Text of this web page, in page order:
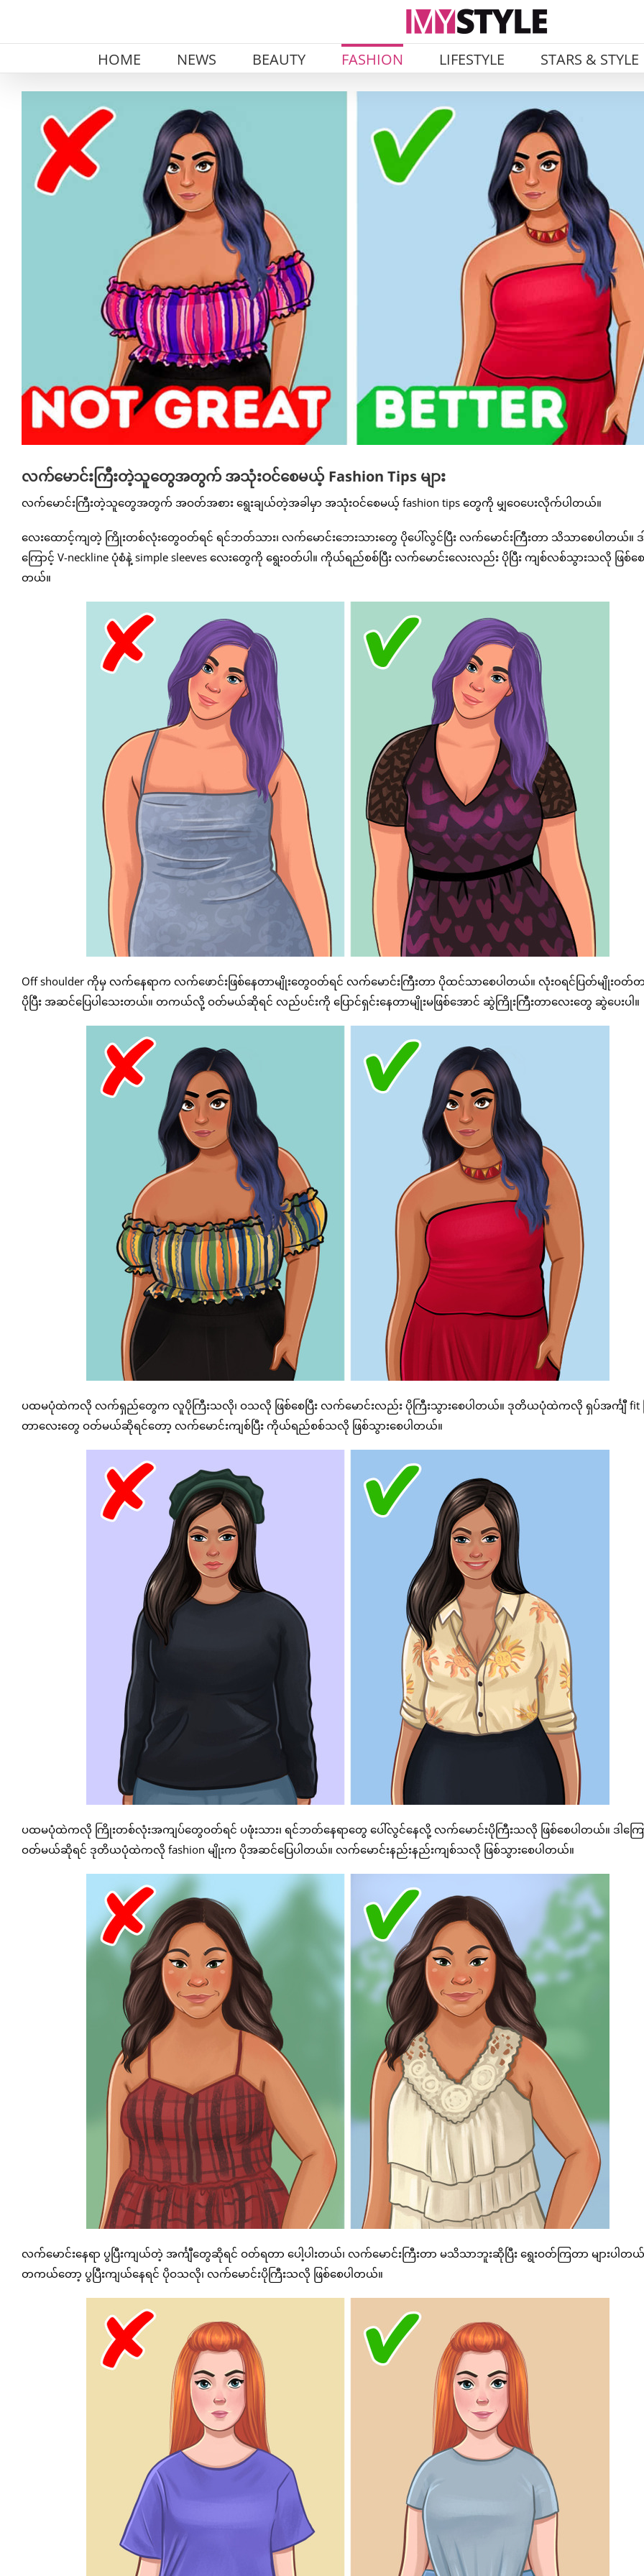
HOME NEWS BEAUTY FASHION LIFESTYLE STARS & STYLE
Larger
Image
လက်မောင်းကြီးတဲ့သူတွေအတွက် အသုံးဝင်စေမယ့် Fashion Tips များ
လက်မောင်းကြီးတဲ့သူတွေအတွက် အဝတ်အစား ရွေးချယ်တဲ့အခါမှာ အသုံးဝင်စေမယ့် fashion tips တွေကို မျှဝေပေးလိုက်ပါတယ်။
လေးထောင့်ကျတဲ့ ကြိုးတစ်လုံးတွေဝတ်ရင် ရင်ဘတ်သား၊ လက်မောင်းဘေးသားတွေ ပိုပေါ်လွင်ပြီး လက်မောင်းကြီးတာ သိသာစေပါတယ်။ ဒ
ကြောင့် V-neckline ပုံစံနဲ့ simple sleeves လေးတွေကို ရွေးဝတ်ပါ။ ကိုယ်ရည်စစ်ပြီး လက်မောင်းလေးလည်း ပိုပြီး ကျစ်လစ်သွားသလို ဖြစ်စေ
တယ်။
Off shoulder ကိုမှ လက်နေရာက လက်ဖောင်းဖြစ်နေတာမျိုးတွေဝတ်ရင် လက်မောင်းကြီးတာ ပိုထင်သာစေပါတယ်။ လုံးဝရင်ပြတ်မျိုးဝတ်
ပိုပြီး အဆင်ပြေပါသေးတယ်။ တကယ်လို့ ဝတ်မယ်ဆိုရင် လည်ပင်းကို ပြောင်ရှင်းနေတာမျိုးမဖြစ်အောင် ဆွဲကြိုးကြီးတာလေးတွေ ဆွဲပေးပါ။
ပထမပုံထဲကလို လက်ရှည်တွေက လူပိုကြီးသလို၊ ဝသလို ဖြစ်စေပြီး လက်မောင်းလည်း ပိုကြီးသွားစေပါတယ်။ ဒုတိယပုံထဲကလို ရှပ်အင်္ကျီ fit
တာလေးတွေ ဝတ်မယ်ဆိုရင်တော့ လက်မောင်းကျစ်ပြီး ကိုယ်ရည်စစ်သလို ဖြစ်သွားစေပါတယ်။
ပထမပုံထဲကလို ကြိုးတစ်လုံးအကျပ်တွေဝတ်ရင် ပဖုံးသား၊ ရင်ဘတ်နေရာတွေ ပေါ်လွင်နေလို့ လက်မောင်းပိုကြီးသလို ဖြစ်စေပါတယ်။ ဒါကြေ
ဝတ်မယ်ဆိုရင် ဒုတိယပုံထဲကလို fashion မျိုးက ပိုအဆင်ပြေပါတယ်။ လက်မောင်းနည်းနည်းကျစ်သလို ဖြစ်သွားစေပါတယ်။
လက်မောင်းနေရာ ပွပြီးကျယ်တဲ့ အင်္ကျီတွေဆိုရင် ဝတ်ရတာ ပေါ့ပါးတယ်၊ လက်မောင်းကြီးတာ မသိသာဘူးဆိုပြီး ရွေးဝတ်ကြတာ များပါတ
တကယ်တော့ ပွပြီးကျယ်နေရင် ပိုဝသလို၊ လက်မောင်းပိုကြီးသလို ဖြစ်စေပါတယ်။